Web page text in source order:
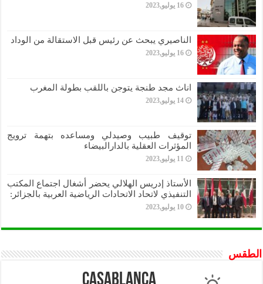
16 يوليو,2023
الناصيري يبحث عن رئيس قبل الاستقالة من الوداد
16 يوليو,2023
اناث مجد طنجة يتوجن باللقب بطولة المغرب
14 يوليو,2023
توقيف طبيب وصيدلي ومساعده بتهمة ترويج
المؤثرات العقلية بالدارالبيضاء
11 يوليو,2023
الأستاذ إدريس الهلالي يحضر أشغال اجتماع المكتب
التنفيذي لاتحاد الاتحادات الرياضية العربية بالجزائر:
10 يوليو,2023
الطقس